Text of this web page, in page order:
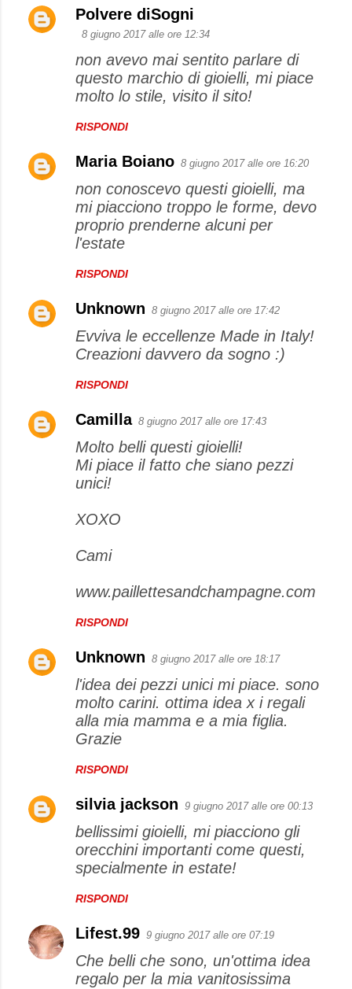
t
Polvere diSogni
8 giugno 2017 alle ore 12:34
non avevo mai sentito parlare di
questo marchio di gioielli, mi piace
molto lo stile, visito il sito!
RISPONDI
Maria Boiano 8 giugno 2017 alle ore 16:20
non conoscevo questi gioielli, ma
mi piacciono troppo le forme, devo
proprio prenderne alcuni per
l'estate
RISPONDI
Unknown 8 giugno 2017 alle ore 17:42
Evviva le eccellenze Made in Italy!
Creazioni davvero da sogno :)
RISPONDI
Camilla 8 giugno 2017 alle ore 17:43
Molto belli questi gioielli!
Mi piace il fatto che siano pezzi
unici!
XOXO
Cami
www.paillettesandchampagne.com
RISPONDI
Unknown 8 giugno 2017 alle ore 18:17
l'idea dei pezzi unici mi piace. sono
molto carini. ottima idea x i regali
alla mia mamma e a mia figlia.
Grazie
RISPONDI
silvia jackson 9 giugno 2017 alle ore 00:13
bellissimi gioielli, mi piacciono gli
orecchini importanti come questi,
specialmente in estate!
RISPONDI
Lifest.99 9 giugno 2017 alle ore 07:19
Che belli che sono, un'ottima idea
regalo per la mia vanitosissima